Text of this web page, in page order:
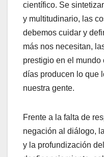
científico. Se
y multitudinario, las
debemos cuidar y
más nos necesitan,
prestigio en el mundo
días producen lo que
nuestra gente.
Frente a la falta de
negación al diálogo,
y la profundización